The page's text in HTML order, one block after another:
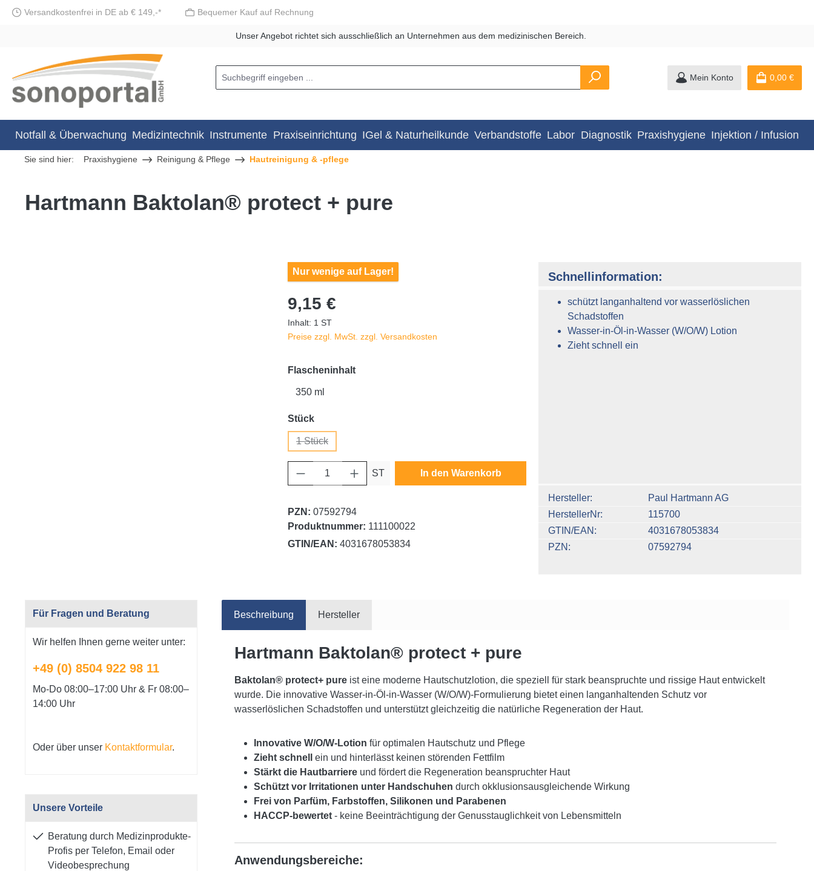
Zur Hauptnavigation springen
Versandkostenfrei in DE ab € 149,-* Bequemer Kauf auf Rechnung
Unser Angebot richtet sich ausschließlich an Unternehmen aus dem medizinischen Bereich.
Mein Konto 0,00 €
Notfall & Überwachung Medizintechnik Instrumente Praxiseinrichtung IGel & Naturheilkunde Verbandstoffe Labor Diagnostik Praxishygiene Injektion / Infusion
Sie sind hier: Praxishygiene Reinigung & Pflege Hautreinigung & -pflege
Hartmann Baktolan® protect + pure
Nur wenige auf Lager!
9,15 €
Inhalt: 1 ST
Preise zzgl. MwSt. zzgl. Versandkosten
Flascheninhaltauswählen
350 ml
Stückauswählen
1 Stück
ST In den Warenkorb
PZN: 07592794
Produktnummer: 111100022
GTIN/EAN: 4031678053834
Schnellinformation:
schützt langanhaltend vor wasserlöslichen
Schadstoffen
Wasser-in-Öl-in-Wasser (W/O/W) Lotion
Zieht schnell ein
Hersteller
Paul Hartmann AG
HerstellerNr
115700
GTIN/EAN
4031678053834
PZN
07592794
Für Fragen und Beratung
Wir helfen Ihnen gerne weiter unter:
+49 (0) 8504 922 98 11
Mo-Do 08:00–17:00 Uhr & Fr 08:00–
14:00 Uhr
Oder über unser Kontaktformular.
Unsere Vorteile
Beratung durch Medizinprodukte-
Profis per Telefon, Email oder
Videobesprechung
Beschreibung Hersteller
Hartmann Baktolan® protect + pure
Baktolan® protect+ pure ist eine moderne Hautschutzlotion, die speziell für stark beanspruchte und rissige Haut entwickelt
wurde. Die innovative Wasser-in-Öl-in-Wasser (W/O/W)-Formulierung bietet einen langanhaltenden Schutz vor
wasserlöslichen Schadstoffen und unterstützt gleichzeitig die natürliche Regeneration der Haut.
Innovative W/O/W-Lotion für optimalen Hautschutz und Pflege
Zieht schnell
ein und hinterlässt keinen störenden Fettfilm
Stärkt die Hautbarriere und fördert die Regeneration beanspruchter Haut
Schützt vor Irritationen unter Handschuhen durch okklusionsausgleichende Wirkung
Frei von Parfüm, Farbstoffen, Silikonen und Parabenen
HACCP-bewertet - keine Beeinträchtigung der Genusstauglichkeit von Lebensmitteln
Anwendungsbereiche: